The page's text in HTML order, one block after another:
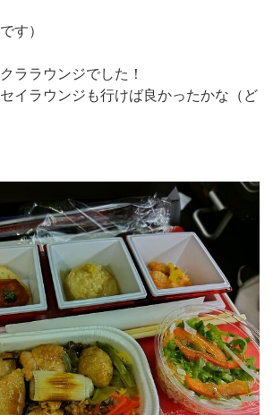
す）
ララウンジでした！
イラウンジも行けば良かったかな（ど